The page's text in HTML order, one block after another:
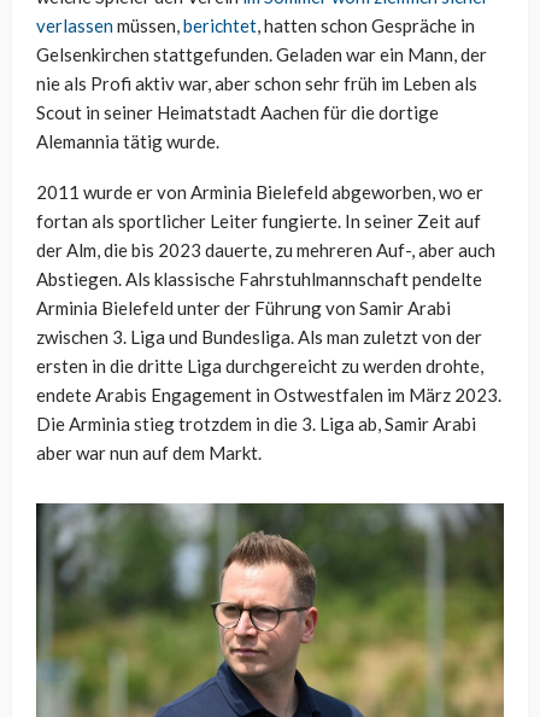
verlassenmüssen,berichtet, hatten schon Gespräche in
Gelsenkirchen stattgefunden. Geladen war ein Mann, der
nie als Profi aktiv war, aber schon sehr früh im Leben als
Scout in seiner Heimatstadt Aachen für die dortige
Alemannia tätig wurde.
2011 wurde er von Arminia Bielefeld abgeworben, wo er
fortan als sportlicher Leiter fungierte. In seiner Zeit auf
der Alm, die bis 2023 dauerte, zu mehreren Auf-, aber auch
Abstiegen. Als klassische Fahrstuhlmannschaft pendelte
Arminia Bielefeld unter der Führung von Samir Arabi
zwischen 3. Liga und Bundesliga. Als man zuletzt von der
ersten in die dritte Liga durchgereicht zu werden drohte,
endete Arabis Engagement in Ostwestfalen im März 2023.
Die Arminia stieg trotzdem in die 3. Liga ab, Samir Arabi
aber war nun auf dem Markt.